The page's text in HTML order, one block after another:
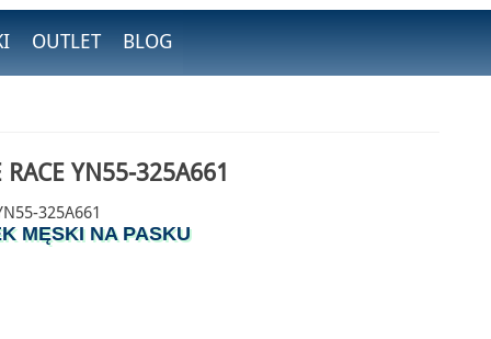
OUTLET BLOG
YN55-325A661
325A661
MĘSKI NA PASKU